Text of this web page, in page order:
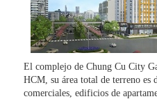
El complejo de Chung Cu City
HCM, su área total de terreno es
comerciales, edificios de